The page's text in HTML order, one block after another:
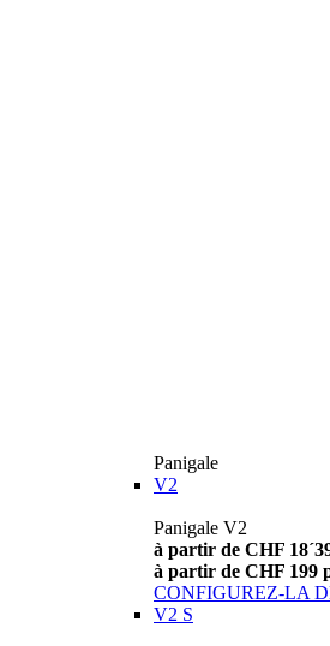
Panigale
V2
Panigale V2
à partir de CHF
à partir de CHF 199
CONFIGUREZ-LA
V2 S